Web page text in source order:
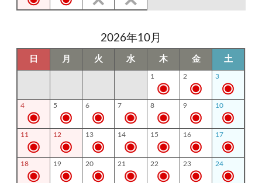
2026年10月
日 月 火 水 木 金 土
1 2 3
4 5 6 7 8 9 10
11 12 13 14 15 16 17
18 19 20 21 22 23 24